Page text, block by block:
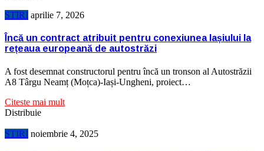
STIRI aprilie 7, 2026
Încă un contract atribuit pentru conexiunea Iașiului la
rețeaua europeană de autostrăzi
A fost desemnat constructorul pentru încă un tronson al Autostrăzii
A8 Târgu Neamț (Moțca)-Iași-Ungheni, proiect…
Citeste mai mult
Distribuie
STIRI noiembrie 4, 2025